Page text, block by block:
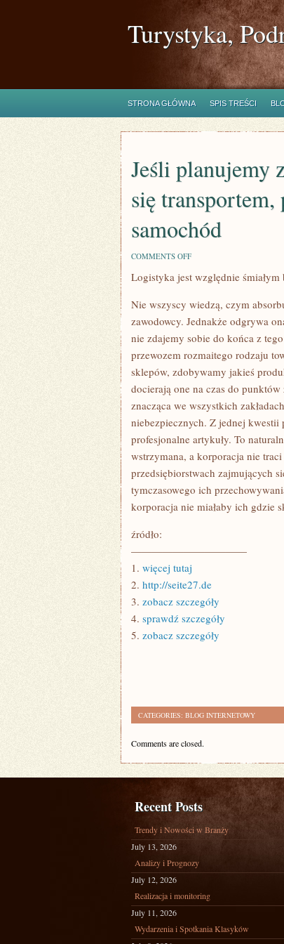
Turystyka,
STRONA GŁÓWNA SPIS TREŚCI
Jeśli planujemy
się
samochód
COMMENTS OFFON
PLANUJEMY
ZAŁOŻYĆ
ZAPRZĄTAJĄCĄ
SIĘ
TRANSPORTEM,
POWINNIŚMY
NABYĆ
WŁAŚCIWY
SAMOCHÓD
Logistyka jest względnie
Nie wszyscy wiedzą, czym
zawodowcy. Jednakże odgrywa
nie zdajemy sobie do końca z
przewozem rozmaitego rodzaju
sklepów, zdobywamy jakieś
docierają one na czas do
znacząca we wszystkich
niebezpiecznych. Z jednej kwestii
profesjonalne artykuły. To
wstrzymana, a korporacja nie
przedsiębiorstwach zajmujących
tymczasowego ich
korporacja nie miałaby ich gdzie
źródło:
———————————
1. więcej tutaj
2. http://seite27.de
3. zobacz szczegóły
4. sprawdź szczegóły
5. zobacz szczegóły
CATEGORIES: BLOG INTERNETOWY
Comments are closed.
Recent Posts
Trendy i Nowości w Branży
July 13, 2026
Analizy i Prognozy
July 12, 2026
Realizacja i monitoring
July 11, 2026
Wydarzenia i Spotkania Klasyków